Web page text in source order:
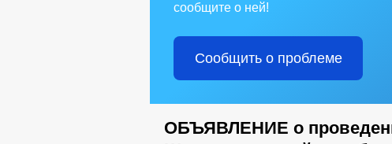
сообщите о ней!
Сообщить о проблеме
ОБЪЯВЛЕНИЕ о